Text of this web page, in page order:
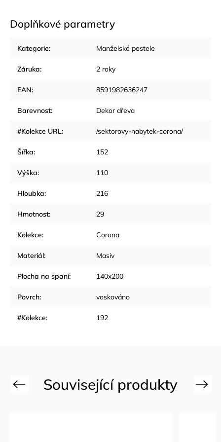
Doplňkové parametry
Kategorie: Manželské postele
Záruka: 2 roky
EAN: 8591982636247
Barevnost: Dekor dřeva
#Kolekce URL: /sektorovy-nabytek-corona/
Šířka: 152
Výška: 110
Hloubka: 216
Hmotnost: 29
Kolekce: Corona
Materiál: Masiv
Plocha na spaní: 140x200
Povrch: voskováno
#Kolekce: 192
Previous Next